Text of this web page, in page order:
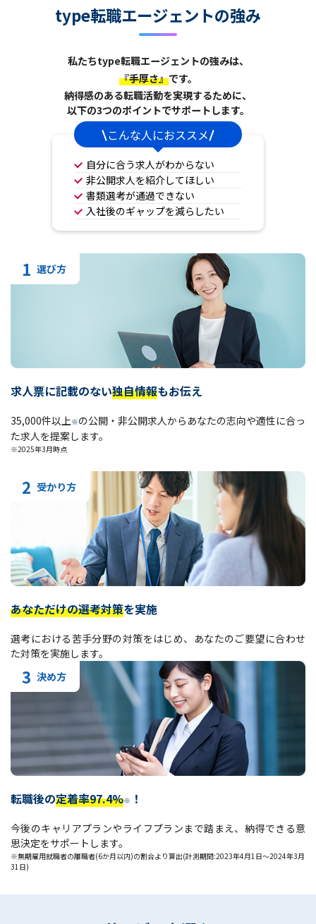
type転職エージェントの強み
私たちtype転職エージェントの強みは、
『手厚さ』です。
納得感のある転職活動を実現するために、
以下の3つのポイントでサポートします。
こんな人におススメ
自分に合う求人がわからない
非公開求人を紹介してほしい
書類選考が通過できない
入社後のギャップを減らしたい
1 選び方
求人票に記載のない独自情報もお伝え
35,000件以上※の公開・非公開求人からあなたの志向や適性に合っ
た求人を提案します。
※2025年3月時点
2 受かり方
あなただけの選考対策を実施
選考における苦手分野の対策をはじめ、あなたのご要望に合わせ
た対策を実施します。
3 決め方
転職後の定着率97.4%※ ！
今後のキャリアプランやライフプランまで踏まえ、納得できる意
思決定をサポートします。
※無期雇用就職者の離職者(6か月以内)の割合より算出(計測期間:2023年4月1日～2024年3月
31日)